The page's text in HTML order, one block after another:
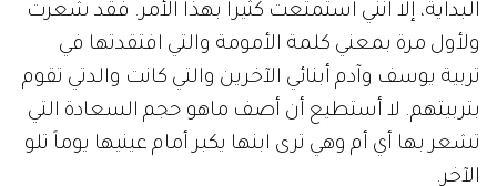
البداية، إلا أنني استمتعت كثيراً بهذا الأمر. فقد شعرت
ولأول مرة بمعني كلمة الأمومة والتي افتقدتها في
تربية يوسف وآدم أبنائي الآخرين والتي كانت والدتي تقوم
بتربيتهم. لا أستطيع أن أصف ماهو حجم السعادة التي
تشعر بها أي أم وهي ترى ابنها يكبر أمام عينيها يوماً تلو
الآخر.